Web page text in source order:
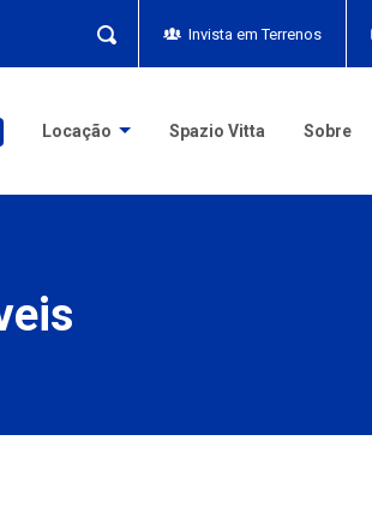
Invista em Terrenos
Locação Spazio Vitta Sobre